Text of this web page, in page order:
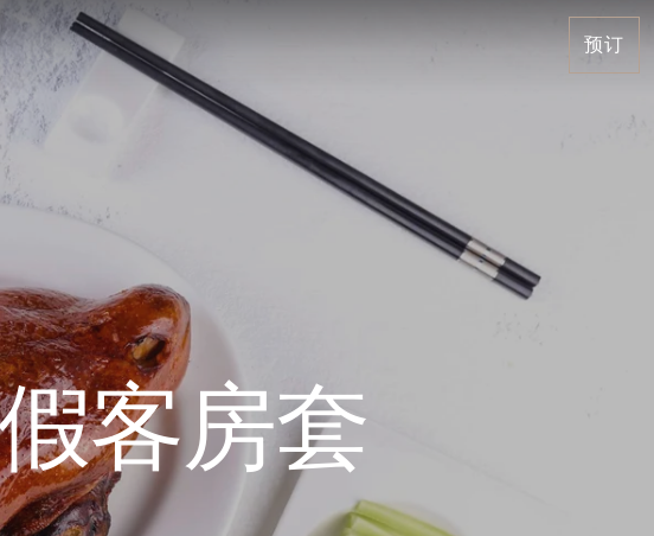
预订
客房套